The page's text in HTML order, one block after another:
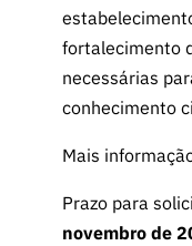
fortalecimento
necessárias
conhecimento
Mais
Prazo para
novembro de